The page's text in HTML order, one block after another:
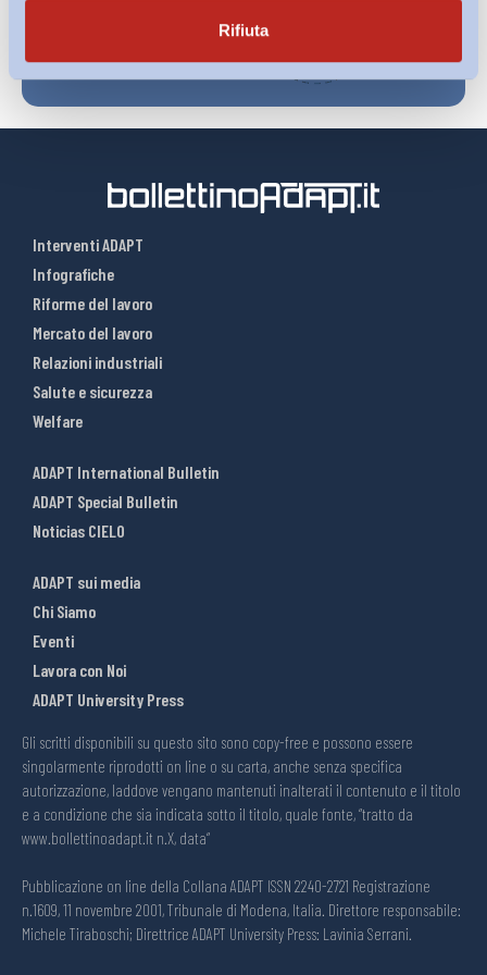
Rifiuta
Interventi ADAPT
Infografiche
Riforme del lavoro
Mercato del lavoro
Relazioni industriali
Salute e sicurezza
Welfare
ADAPT International Bulletin
ADAPT Special Bulletin
Noticias CIELO
ADAPT sui media
Chi Siamo
Eventi
Lavora con Noi
ADAPT University Press
Gli scritti disponibili su questo sito sono copy-free e possono essere
singolarmente riprodotti on line o su carta, anche senza specifica
autorizzazione, laddove vengano mantenuti inalterati il contenuto e il titolo
e a condizione che sia indicata sotto il titolo, quale fonte, “tratto da
www.bollettinoadapt.it n.X, data“
Pubblicazione on line della Collana ADAPT ISSN 2240-2721 Registrazione
n.1609, 11 novembre 2001, Tribunale di Modena, Italia. Direttore responsabile:
Michele Tiraboschi; Direttrice ADAPT University Press: Lavinia Serrani.